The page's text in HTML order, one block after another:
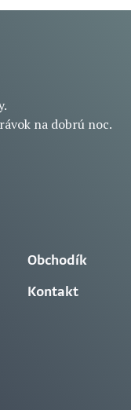
na dobrú noc.
Obchodík
Kontakt